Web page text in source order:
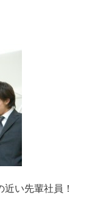
い先輩社員！